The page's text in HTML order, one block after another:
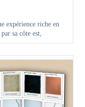
expérience riche en
sa côte est,